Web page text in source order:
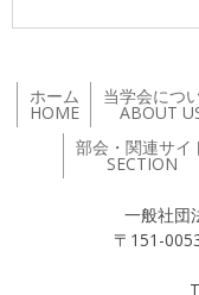
ホーム
HOME
当学会につ
ABOUT
部会・関連サイ
SECTION
一般社団
〒151-
バロ